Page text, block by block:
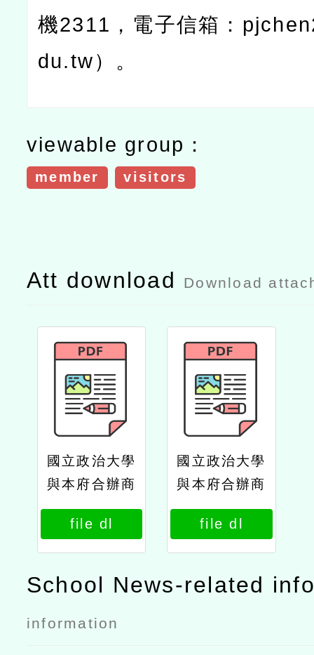
機2311 ，電子信箱：
du.tw）。
viewable group：
member visitors
Att download Download
國立政治大學
與本府合辦商
學院及社會科
學院學分班等
課程公文政大
file dl
國立政治大學
與本府合辦商
學院及社會科
學院學分班等
課程公文
file dl
School News-related
information